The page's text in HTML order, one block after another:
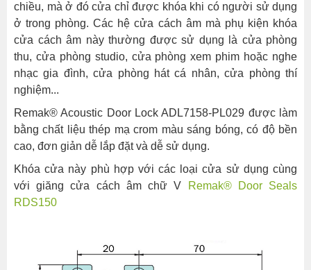
chiều, mà ở đó cửa chỉ được khóa khi có người sử dụng
ở trong phòng. Các hệ cửa cách âm mà phụ kiện khóa
cửa cách âm này thường được sử dụng là cửa phòng
thu, cửa phòng studio, cửa phòng xem phim hoặc nghe
nhạc gia đình, cửa phòng hát cá nhân, cửa phòng thí
nghiệm...
Remak® Acoustic Door Lock ADL7158-PL029 được làm
bằng chất liệu thép mạ crom màu sáng bóng, có độ bền
cao, đơn giản dễ lắp đặt và dễ sử dụng.
Khóa cửa này phù hợp với các loại cửa sử dụng cùng
với giăng cửa cách âm chữ V
Remak® Door Seals
RDS150